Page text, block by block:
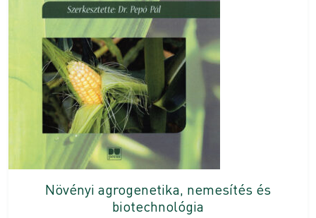
Növényi agrogenetika, nemesítés és
biotechnológia